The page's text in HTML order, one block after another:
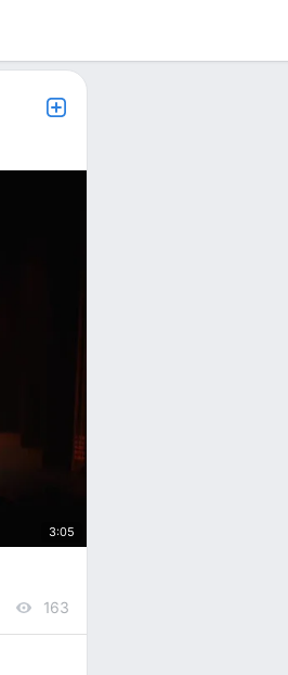
3:05
163